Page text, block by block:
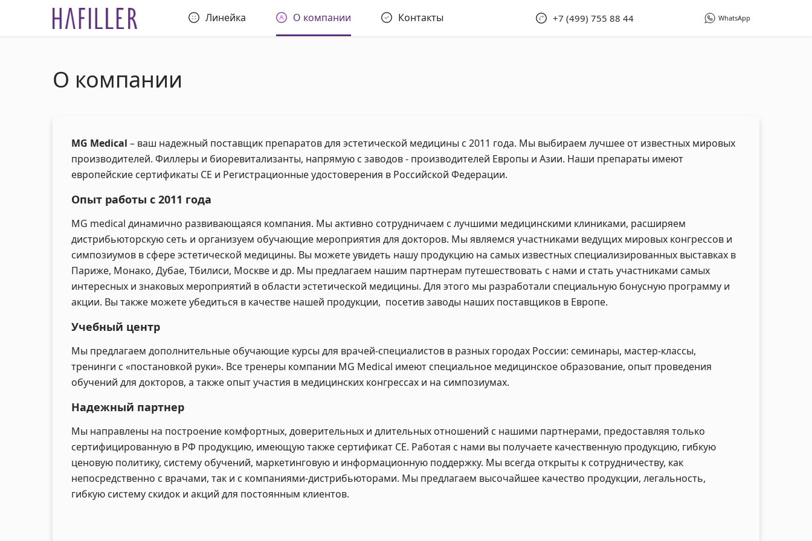
Линейка О компании Контакты +7 (499) 755 88 44 WhatsApp
О компании
MG Medical – ваш надежный поставщик препаратов для эстетической медицины с 2011 года. Мы выбираем лучшее от известных мировых
производителей. Филлеры и биоревитализанты, напрямую с заводов - производителей Европы и Азии. Наши препараты имеют
европейские сертификаты CE и Регистрационные удостоверения в Российской Федерации.
Опыт работы с 2011 года
MG medical динамично развивающаяся компания. Мы активно сотрудничаем с лучшими медицинскими клиниками, расширяем
дистрибьюторскую сеть и организуем обучающие мероприятия для докторов. Мы являемся участниками ведущих мировых конгрессов и
симпозиумов в сфере эстетической медицины. Вы можете увидеть нашу продукцию на самых известных специализированных выставках в
Париже, Монако, Дубае, Тбилиси, Москве и др. Мы предлагаем нашим партнерам путешествовать с нами и стать участниками самых
интересных и знаковых мероприятий в области эстетической медицины. Для этого мы разработали специальную бонусную программу и
акции. Вы также можете убедиться в качестве нашей продукции, посетив заводы наших поставщиков в Европе.
Учебный центр
Мы предлагаем дополнительные обучающие курсы для врачей-специалистов в разных городах России: семинары, мастер-классы,
тренинги с «постановкой руки». Все тренеры компании MG Medical имеют специальное медицинское образование, опыт проведения
обучений для докторов, а также опыт участия в медицинских конгрессах и на симпозиумах.
Надежный партнер
Мы направлены на построение комфортных, доверительных и длительных отношений с нашими партнерами, предоставляя только
сертифицированную в РФ продукцию, имеющую также сертификат СЕ. Работая с нами вы получаете качественную продукцию, гибкую
ценовую политику, систему обучений, маркетинговую и информационную поддержку. Мы всегда открыты к сотрудничеству, как
непосредственно с врачами, так и с компаниями-дистрибьюторами. Мы предлагаем высочайшее качество продукции, легальность,
гибкую систему скидок и акций для постоянным клиентов.